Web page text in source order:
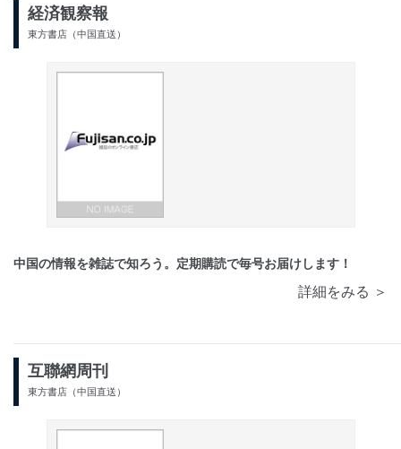
経済観察報
東方書店（中国直送）
中国の情報を雑誌で知ろう。定期購読で毎号お届けします！
詳細をみる ＞
互聯網周刊
東方書店（中国直送）